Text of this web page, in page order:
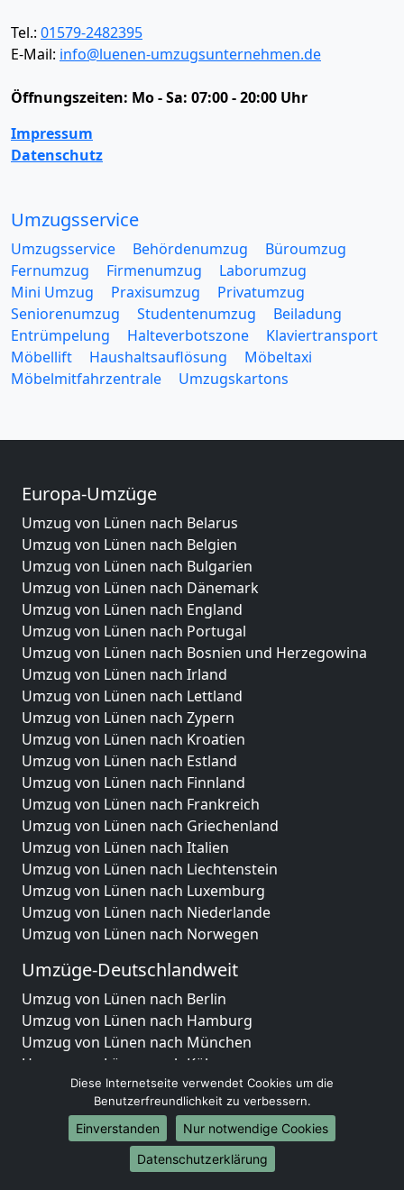
Tel.: 01579-2482395
E-Mail: info@luenen-umzugsunternehmen.de
Öffnungszeiten: Mo - Sa: 07:00 - 20:00 Uhr
Impressum
Datenschutz
Umzugsservice
Umzugsservice Behördenumzug
Büroumzug
Fernumzug
Firmenumzug
Laborumzug
Mini Umzug
Praxisumzug
Privatumzug
Seniorenumzug
Studentenumzug
Beiladung
Entrümpelung
Halteverbotszone
Klaviertransport
Möbellift
Haushaltsauflösung
Möbeltaxi
Möbelmitfahrzentrale
Umzugskartons
Europa-Umzüge
Umzug von Lünen nach Belarus
Umzug von Lünen nach Belgien
Umzug von Lünen nach Bulgarien
Umzug von Lünen nach Dänemark
Umzug von Lünen nach England
Umzug von Lünen nach Portugal
Umzug von Lünen nach Bosnien und Herzegowina
Umzug von Lünen nach Irland
Umzug von Lünen nach Lettland
Umzug von Lünen nach Zypern
Umzug von Lünen nach Kroatien
Umzug von Lünen nach Estland
Umzug von Lünen nach Finnland
Umzug von Lünen nach Frankreich
Umzug von Lünen nach Griechenland
Umzug von Lünen nach Italien
Umzug von Lünen nach Liechtenstein
Umzug von Lünen nach Luxemburg
Umzug von Lünen nach Niederlande
Umzug von Lünen nach Norwegen
Umzüge-Deutschlandweit
Umzug von Lünen nach Berlin
Umzug von Lünen nach Hamburg
Umzug von Lünen nach München
Umzug von Lünen nach Köln
Umzug von Lünen nach Frankfurt am Main
Umzug von Lünen nach Stuttgart
Umzug von Lünen nach Düsseldorf
Umzug von Lünen nach Leipzig
Umzug von Lünen nach Dortmund
Diese Internetseite verwendet Cookies um die
Benutzerfreundlichkeit zu verbessern.
Einverstanden
Nur notwendige Cookies
Datenschutzerklärung